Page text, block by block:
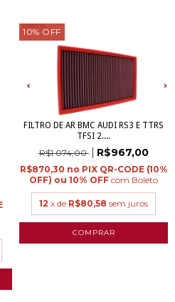
10% OFF
FILTRO DE AR BMC AUDI RS3 E TTRS
TFSI 2....
R$1.074,00 R$967,00
R$870,30
com Boleto
12 x de R$80,58 sem juros